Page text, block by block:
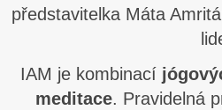
představitelka Máta
IAM je kombinací
meditace. Pravidelná